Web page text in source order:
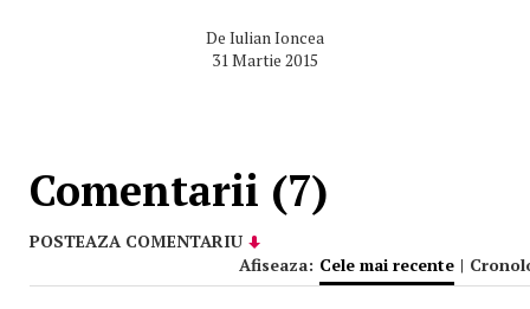
De Iulian Ioncea
31 Martie 2015
Comentarii (7)
POSTEAZA COMENTARIU
Afiseaza: Cele mai recente |